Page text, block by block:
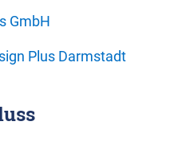
GmbH
Plus Darmstadt